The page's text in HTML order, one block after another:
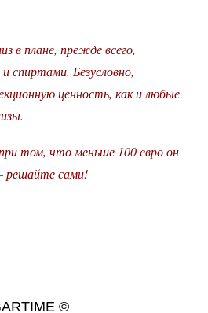
в плане, прежде всего,
спиртами. Безусловно,
ценность, как и любые
том, что меньше 100 евро он
решайте сами!
©